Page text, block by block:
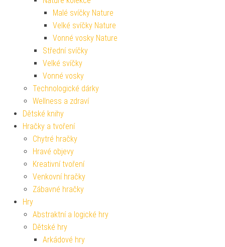
Malé svíčky Nature
Velké svíčky Nature
Vonné vosky Nature
Střední svíčky
Velké svíčky
Vonné vosky
Technologické dárky
Wellness a zdraví
Dětské knihy
Hračky a tvoření
Chytré hračky
Hravé objevy
Kreativní tvoření
Venkovní hračky
Zábavné hračky
Hry
Abstraktní a logické hry
Dětské hry
Arkádové hry